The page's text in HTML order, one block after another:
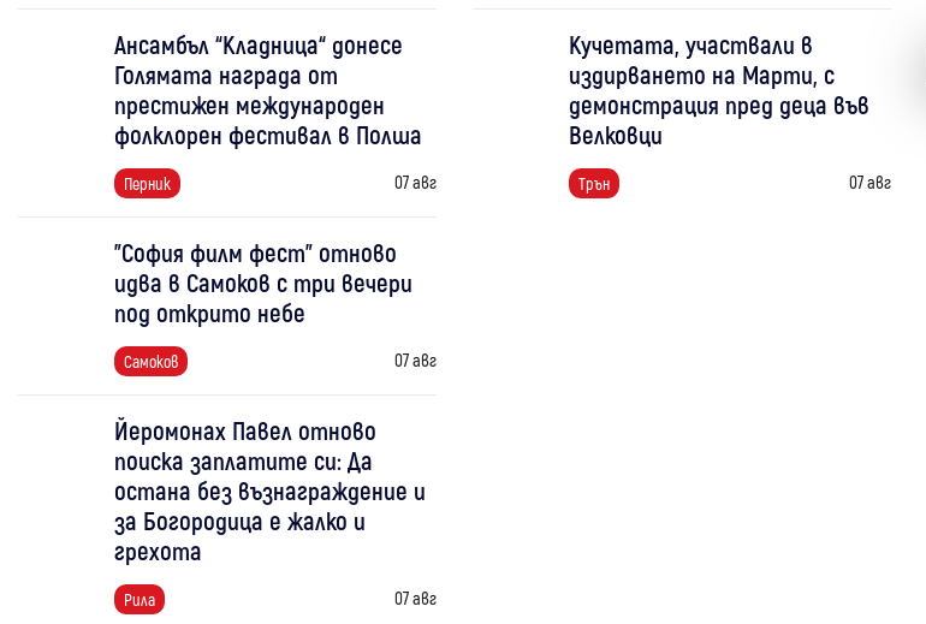
Ансамбъл “Кладница“ донесе
Голямата награда от
престижен международен
фолклорен фестивал в Полша
Перник 07 авг
"София филм фест" отново
идва в Самоков с три вечери
под открито небе
Самоков 07 авг
Йеромонах Павел отново
поиска заплатите си: Да
остана без възнаграждение и
за Богородица е жалко и
грехота
Рила 07 авг
Кучетата, участвали в
издирването на Марти, с
демонстрация пред деца във
Велковци
Трън 07 авг